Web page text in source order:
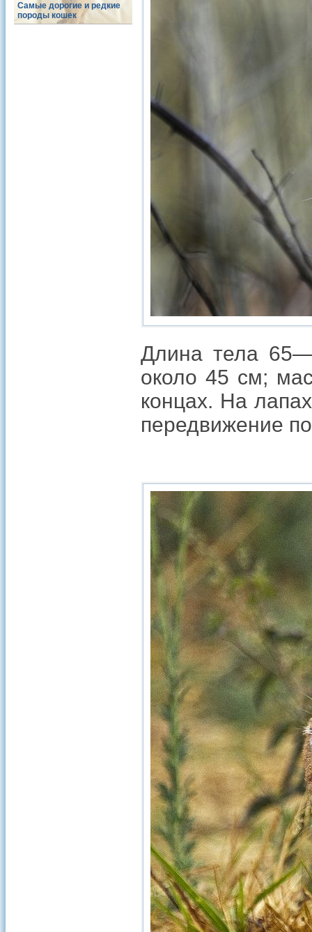
Самые дорогие и редкие
породы кошек
Длина тела
около 45 см;
концах. На
передвижение по